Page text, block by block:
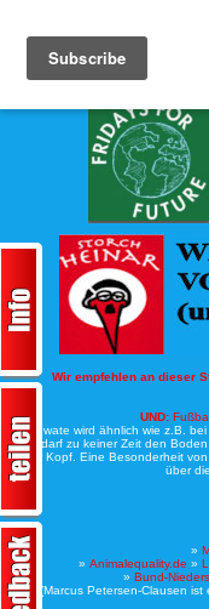
Wir empfehlen an dieser
UND:
Bei Fuwate wird ähnlich wie z.B.
Ball darf zu keiner Zeit den
oder Kopf. Eine Besonderheit
über
»
» Animalequality.de »
» Bund-
(Marcus Petersen-Clausen